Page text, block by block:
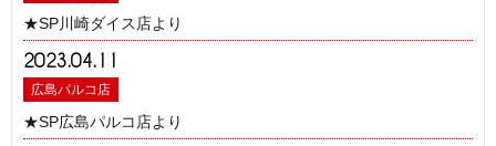
★SP川崎ダイス店より
2023.04.11
広島パルコ店
★SP広島パルコ店より